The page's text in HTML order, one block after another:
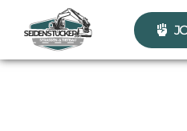
content